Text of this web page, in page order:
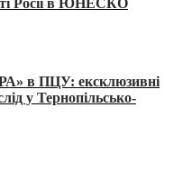
Росії в ЮНЕСКО
в ПЦУ: ексклюзивні
у Тернопільсько-